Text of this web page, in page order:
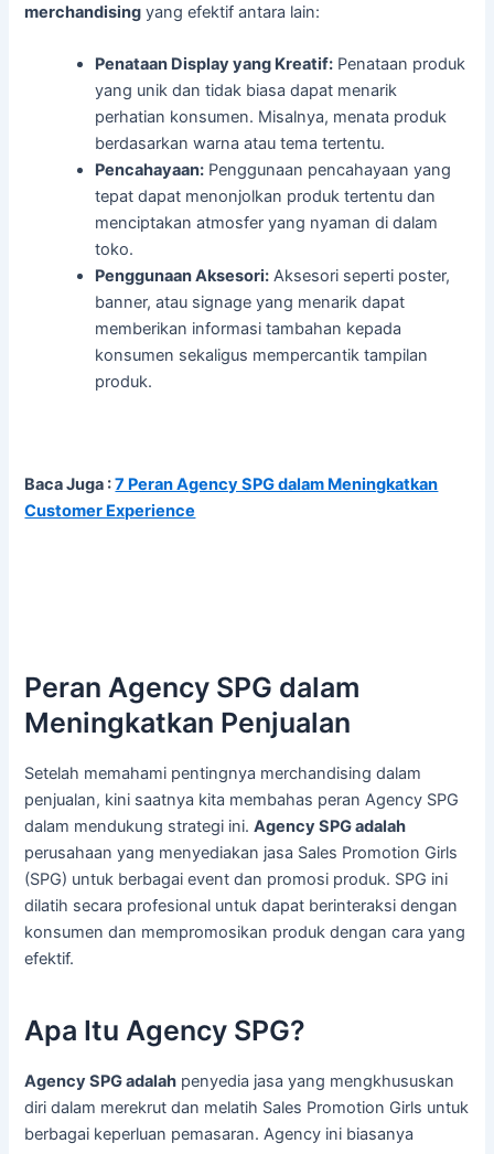
merchandising yang efektif antara lain:
Penataan Display yang Kreatif: Penataan produk
yang unik dan tidak biasa dapat menarik
perhatian konsumen. Misalnya, menata produk
berdasarkan warna atau tema tertentu.
Pencahayaan: Penggunaan pencahayaan yang
tepat dapat menonjolkan produk tertentu dan
menciptakan atmosfer yang nyaman di dalam
toko.
Penggunaan Aksesori: Aksesori seperti poster,
banner, atau signage yang menarik dapat
memberikan informasi tambahan kepada
konsumen sekaligus mempercantik tampilan
produk.
Baca Juga :7 Peran Agency SPG dalam Meningkatkan
Customer Experience
Peran Agency SPG dalam
Meningkatkan Penjualan
Setelah memahami pentingnya merchandising dalam
penjualan, kini saatnya kita membahas peran Agency SPG
dalam mendukung strategi ini.Agency SPG adalah
perusahaan yang menyediakan jasa Sales Promotion Girls
(SPG) untuk berbagai event dan promosi produk. SPG ini
dilatih secara profesional untuk dapat berinteraksi dengan
konsumen dan mempromosikan produk dengan cara yang
efektif.
Apa Itu Agency SPG?
Agency SPG adalah penyedia jasa yang mengkhususkan
diri dalam merekrut dan melatih Sales Promotion Girls untuk
berbagai keperluan pemasaran. Agency ini biasanya